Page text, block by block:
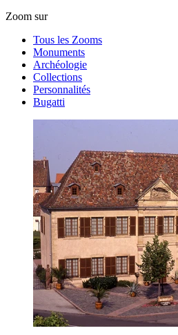
Zoom sur
Tous les Zooms
Monuments
Archéologie
Collections
Personnalités
Bugatti